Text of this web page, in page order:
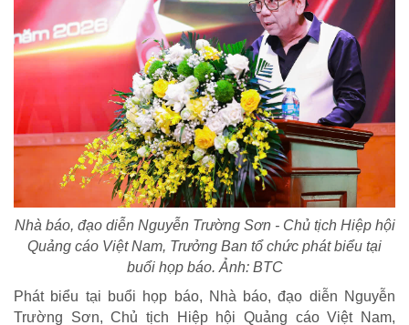
HOẠT ĐỘNG NHÂN ĐẠO
Hoạt động Chữ Thập đỏ
Hoạt động nhân đạo cả nước
Nhà báo, đạo diễn Nguyễn Trường Sơn - Chủ tịch Hiệp hội
Quảng cáo Việt Nam, Trưởng Ban tổ chức phát biểu tại
buổi họp báo. Ảnh: BTC
Phát biểu tại buổi họp báo, Nhà báo, đạo diễn Nguyễn
Trường Sơn, Chủ tịch Hiệp hội Quảng cáo Việt Nam,